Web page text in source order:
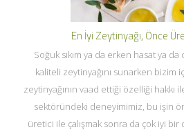
En İyi Zeytinyağı, Önce
Soğuk sıkım ya da erken hasat ya
kaliteli zeytinyağını sunarken bizim
zeytinyağının vaad ettiği özelliği hakkı
sektöründeki deneyimimiz, bu işin
üretici ile çalışmak sonra da çok iyi